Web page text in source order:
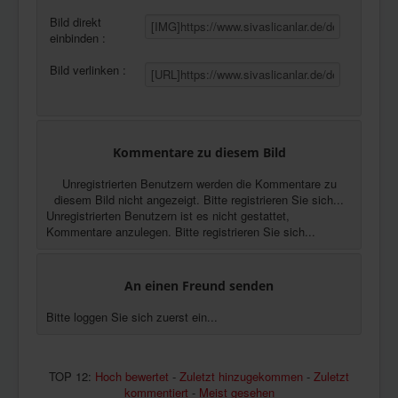
Bild direkt
einbinden :
Bild verlinken :
Kommentare zu diesem Bild
Unregistrierten Benutzern werden die Kommentare zu
diesem Bild nicht angezeigt. Bitte registrieren Sie sich...
Unregistrierten Benutzern ist es nicht gestattet,
Kommentare anzulegen. Bitte registrieren Sie sich...
An einen Freund senden
Bitte loggen Sie sich zuerst ein...
TOP 12: Hoch bewertet - Zuletzt hinzugekommen - Zuletzt
kommentiert - Meist gesehen